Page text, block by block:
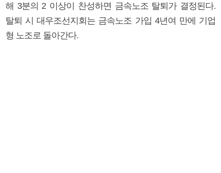
해 3분의 2 이상이 찬성하면 금속노조 탈퇴가 결정된다.
탈퇴 시 대우조선지회는 금속노조 가입 4년여 만에 기업
형 노조로 돌아간다.